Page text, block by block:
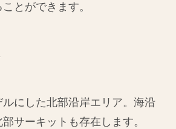
とができます。
にした北部沿岸エリア。海沿
サーキットも存在します。